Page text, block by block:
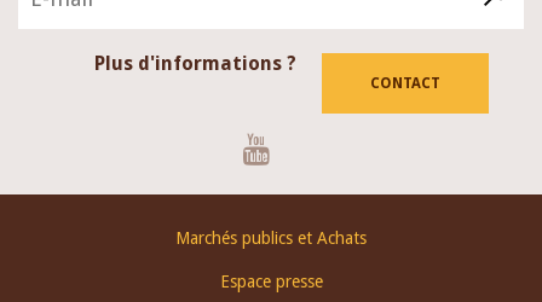
Plus d'informations ?
CONTACT
Marchés publics et Achats
Espace presse